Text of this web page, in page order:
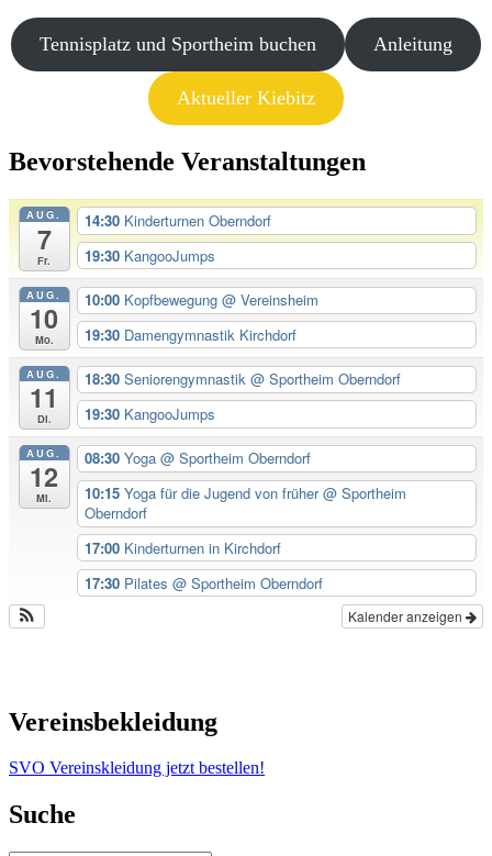
Tennisplatz und Sportheim buchen Anleitung
Aktueller Kiebitz
Bevorstehende Veranstaltungen
AUG.
7
Fr.
14:30 Kinderturnen Oberndorf
19:30 KangooJumps
AUG.
10
Mo.
10:00 Kopfbewegung @ Vereinsheim
19:30 Damengymnastik Kirchdorf
AUG.
11
Di.
18:30 Seniorengymnastik @ Sportheim Oberndorf
19:30 KangooJumps
AUG.
12
Mi.
08:30 Yoga @ Sportheim Oberndorf
10:15 Yoga für die Jugend von früher@ Sportheim
Oberndorf
17:00 Kinderturnen in Kirchdorf
17:30 Pilates @ Sportheim Oberndorf
Kalender anzeigen
Vereinsbekleidung
SVO Vereinskleidung jetzt bestellen!
Suche